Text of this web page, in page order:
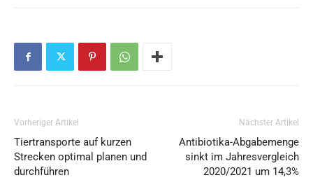
Vorheriger Artikel
Tiertransporte auf kurzen
Strecken optimal planen und
durchführen
Nächster Artikel
Antibiotika-Abgabemenge
sinkt im Jahresvergleich
2020/2021 um 14,3%